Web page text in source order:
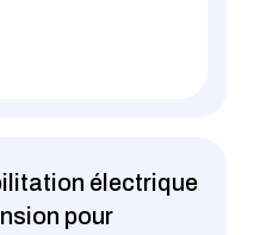
électrique
pour